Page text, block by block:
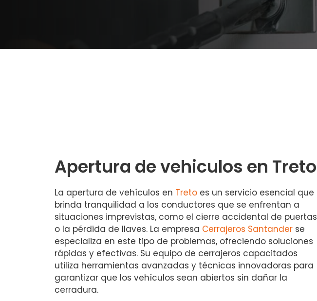
Apertura de vehiculos en Treto
La apertura de vehículos en Treto es un servicio esencial que
brinda tranquilidad a los conductores que se enfrentan a
situaciones imprevistas, como el cierre accidental de puertas
o la pérdida de llaves. La empresa Cerrajeros Santander se
especializa en este tipo de problemas, ofreciendo soluciones
rápidas y efectivas. Su equipo de cerrajeros capacitados
utiliza herramientas avanzadas y técnicas innovadoras para
garantizar que los vehículos sean abiertos sin dañar la
cerradura.